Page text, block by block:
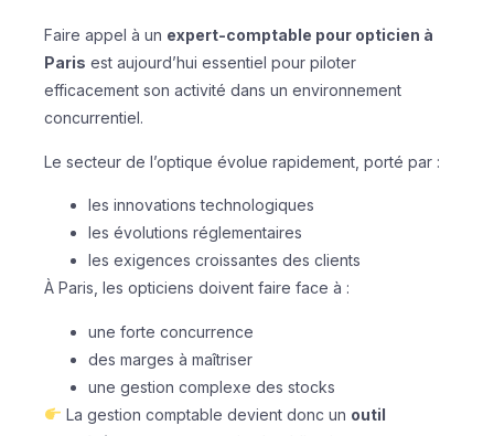
Faire appel à un expert-comptable pour opticien à
Paris est aujourd’hui essentiel pour piloter
efficacement son activité dans un environnement
concurrentiel.
Le secteur de l’optique évolue rapidement, porté par :
les innovations technologiques
les évolutions réglementaires
les exigences croissantes des clients
À Paris, les opticiens doivent faire face à :
une forte concurrence
des marges à maîtriser
une gestion complexe des stocks
La gestion comptable devient donc un outil